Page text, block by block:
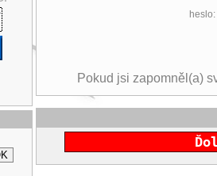
heslo:
Pokud jsi zapomněl(a)